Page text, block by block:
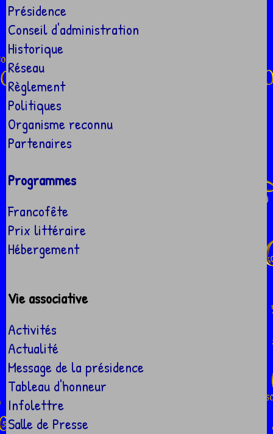
Présidence
Conseil d'administration
Historique
Réseau
Règlement
Politiques
Organisme reconnu
Partenaires
Programmes
Francofête
Prix littéraire
Hébergement
Vie associative
Activités
Actualité
Message de la présidence
Tableau d'honneur
Infolettre
Salle de Presse